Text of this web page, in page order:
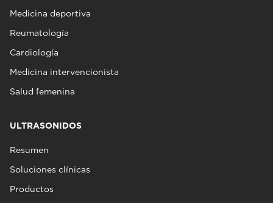
Medicina deportiva
Reumatología
Cardiología
Medicina intervencionista
Salud femenina
ULTRASONIDOS
Resumen
Soluciones clínicas
Productos